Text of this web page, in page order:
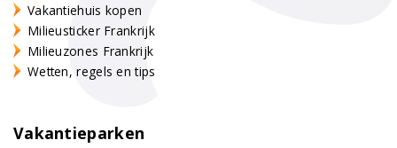
Vakantiehuis kopen
Milieusticker Frankrijk
Milieuzones Frankrijk
Wetten, regels en tips
Vakantieparken